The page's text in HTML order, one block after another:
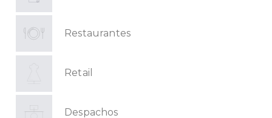
Restaurantes
Retail
Despachos